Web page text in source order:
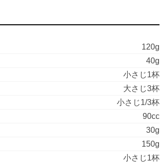
120g
40g
小さじ1杯
大さじ3杯
小さじ1/3杯
90cc
30g
150g
小さじ1杯